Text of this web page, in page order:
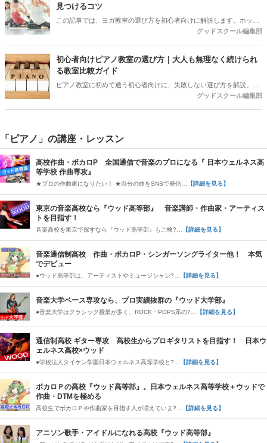
見つけるコツ
この記事では、ヨガ教室の選び方を初心者向けに解説します。ホット
ヨガと常温ヨガの違いや目的別の選び方、料金相場、体験レッスンで
件から比較できます。
グッドスクール編集部
初心者向けピアノ教室の選び方｜大人も無理なく続けられ
る教室比較ガイド
ピアノ教室に初めて通う初心者向けに、失敗しない選び方を解説。大
手・個人教室の違い、料金相場、先生との相性、体験レッスンで確認
グッドスクール編集部
「ピアノ」の講座・レッスン
高校作曲・ボカロP 全国通信で音楽のプロになる『 日本ウェルネス高
等学校 作曲専攻』
★プロの作曲家になりたい！ ★自分の曲をSNSで発信… 【詳細を見る】
東京の音楽高校なら『ウッド高等部』 音楽講師・作曲家・アーティス
トを目指す！
音楽高校を東京で探すなら『ウッド高等部』もご検?… 【詳細を見る】
音楽通信制高校 作曲・ボカロP・シンガーソングライター他！ 本気
でデビュー
●ウッド高等部は、アーティストやミュージシャン?… 【詳細を見る】
音楽大学ベース専攻なら、プロ実績抜群の『ウッド大学部』
●音楽大学はクラシック授業が多く、ROCK・POPS系の?… 【詳細を見る】
通信制高校 ギター専攻 高校生からプロギタリストを目指す！ 日本ウ
ェルネス高校×ウッド
●学校法人タイケン学園日本ウェルネス高等学校と?… 【詳細を見る】
ボカロＰの高校『ウッド高等部』。日本ウェルネス高等学校＋ウッドで
作曲・DTMを極める
高校生でボカロＰや作曲家を目指す人が増えていま?… 【詳細を見る】
アニソン歌手・アイドルになれる高校『ウッド高等部』